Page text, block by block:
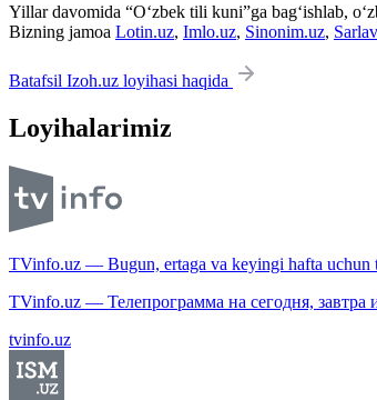
Yillar davomida “O‘zbek tili kuni”ga bag‘ishlab,
Bizning jamoa Lotin.uz, Imlo.uz, Sinonim.uz,
Batafsil Izoh.uz loyihasi haqida
Loyihalarimiz
TVinfo.uz — Bugun, ertaga va keyingi hafta uchun
TVinfo.uz — Телепрограмма на сегодня,
tvinfo.uz